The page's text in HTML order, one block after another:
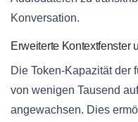
Konversation.
Erweiterte Kontextfenster
Die Token-Kapazität der
von wenigen Tausend
angewachsen. Dies